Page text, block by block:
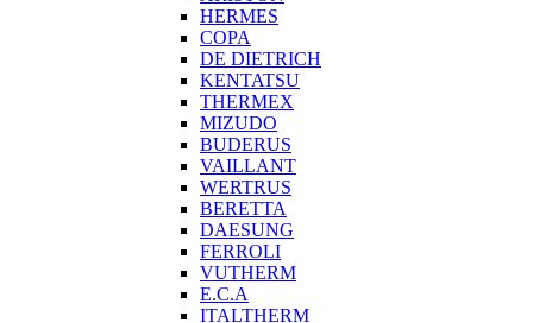
HERMES
COPA
DE DIETRICH
KENTATSU
THERMEX
MIZUDO
BUDERUS
VAILLANT
WERTRUS
BERETTA
DAESUNG
FERROLI
VUTHERM
E.C.A
ITALTHERM